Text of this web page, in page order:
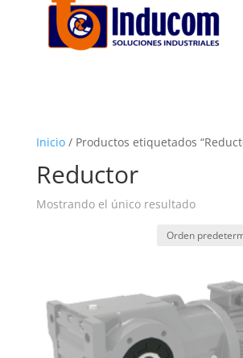
Inicio/ Productos etiquetados
Reductor
Mostrando el único resultado